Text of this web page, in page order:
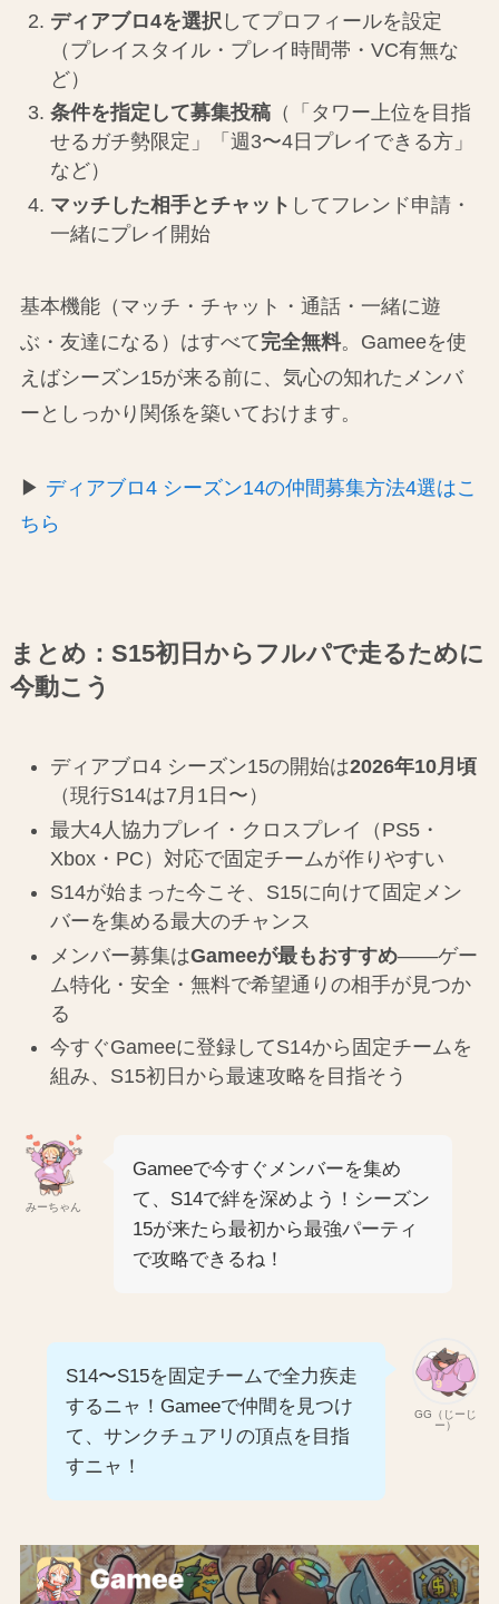
ディアブロ4を選択 してプロフィールを設定
（プレイスタイル・プレイ時間帯・VC有無な
ど）
条件を指定して募集投稿（「タワー上位を目指
せるガチ勢限定」「週3〜4日プレイできる方」
など）
マッチした相手とチャット してフレンド申請・
一緒にプレイ開始
基本機能（マッチ・チャット・通話・一緒に遊
ぶ・友達になる）はすべて完全無料。Gameeを使
えばシーズン15が来る前に、気心の知れたメンバ
ーとしっかり関係を築いておけます。
▶ ディアブロ4 シーズン14の仲間募集方法4選はこ
ちら
まとめ：S15初日からフルパで走るために
今動こう
ディアブロ4 シーズン15の開始は2026年10月頃
（現行S14は7月1日〜）
最大4人協力プレイ・クロスプレイ（PS5・
Xbox・PC）対応で固定チームが作りやすい
S14が始まった今こそ、S15に向けて固定メン
バーを集める最大のチャンス
メンバー募集はGameeが最もおすすめ——ゲー
ム特化・安全・無料で希望通りの相手が見つか
る
今すぐGameeに登録してS14から固定チームを
組み、S15初日から最速攻略を目指そう
みーちゃん
Gameeで今すぐメンバーを集め
て、S14で絆を深めよう！シーズン
15が来たら最初から最強パーティ
で攻略できるね！
GG（じーじ
ー）
S14〜S15を固定チームで全力疾走
するニャ！Gameeで仲間を見つけ
て、サンクチュアリの頂点を目指
すニャ！